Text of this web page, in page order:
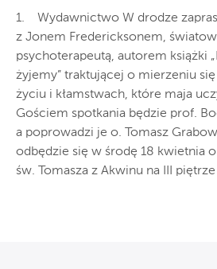
1. Wydawnictwo W drodze
z Jonem Fredericksonem,
psychoterapeutą, autorem książki
żyjemy” traktującej o mierzeniu
życiu i kłamstwach, które maja
Gościem spotkania będzie prof.
a poprowadzi je o. Tomasz
odbędzie się w środę 18 kwietnia
św. Tomasza z Akwinu na III